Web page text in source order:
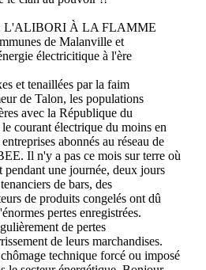
L'ALIBORI À LA FLAMME
de Malanville et
électricitique à l'ère
et tenaillées par la faim
de Talon, les populations
avec la République du
courant électrique du moins en
abonnés au réseau de
Il n'y a pas ce mois sur terre où
une journée, deux jours
de bars, des
de produits congelés ont dû
pertes enregistrées.
de pertes
de leurs marchandises.
technique forcé ou imposé